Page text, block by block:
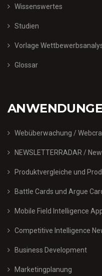
Wissenswertes
Studien
Vorlage
Glossar
Webüberwachung /
NEWSLETTERRADAR /
Produktvergleiche und
Battle Cards und Argue
Mobile Field Intelligence
Competitive Intelligence
Business Development
Marketingplanung